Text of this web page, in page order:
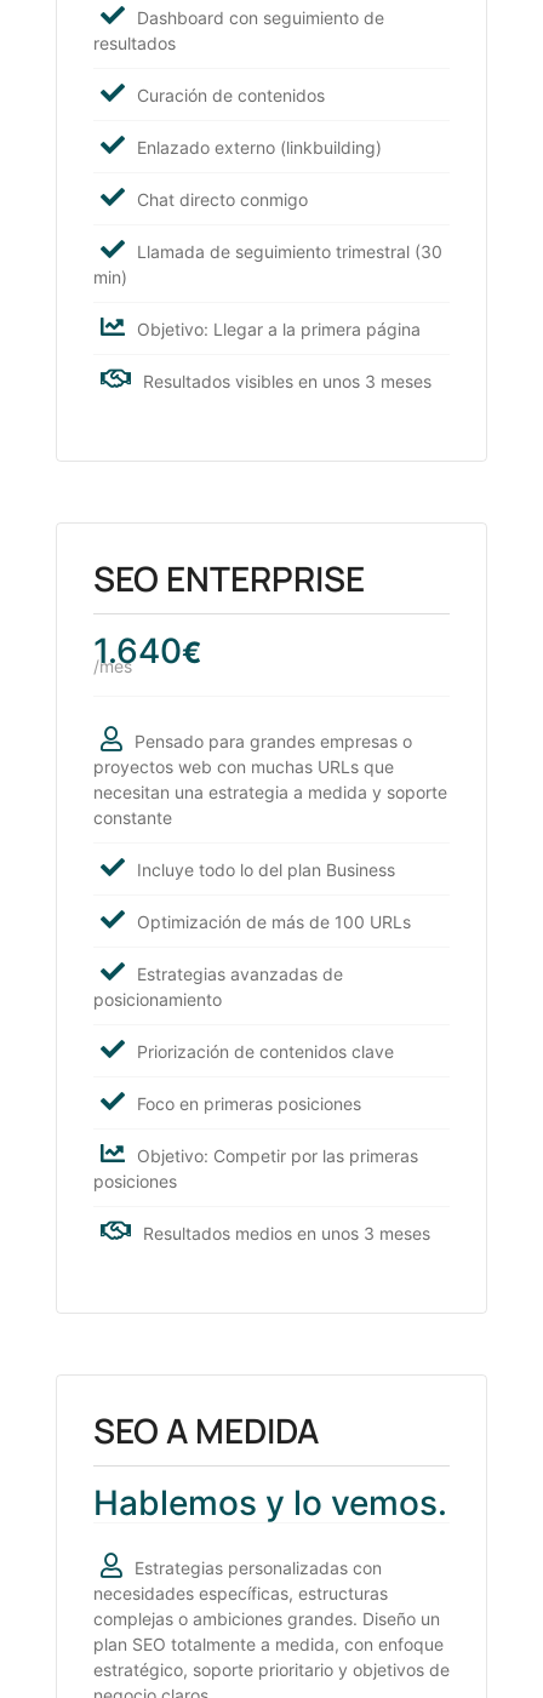
Dashboard con seguimiento de
resultados
Curación de contenidos
Enlazado externo (linkbuilding)
Chat directo conmigo
Llamada de seguimiento trimestral (30
min)
Objetivo: Llegar a la primera página
Resultados visibles en unos 3 meses
SEO ENTERPRISE
1.640€
/mes
Pensado para grandes empresas o
proyectos web con muchas URLs que
necesitan una estrategia a medida y soporte
constante
Incluye todo lo del plan Business
Optimización de más de 100 URLs
Estrategias avanzadas de
posicionamiento
Priorización de contenidos clave
Foco en primeras posiciones
Objetivo: Competir por las primeras
posiciones
Resultados medios en unos 3 meses
SEO A MEDIDA
Hablemos y lo vemos.
Estrategias personalizadas con
necesidades específicas, estructuras
complejas o ambiciones grandes. Diseño un
plan SEO totalmente a medida, con enfoque
estratégico, soporte prioritario y objetivos de